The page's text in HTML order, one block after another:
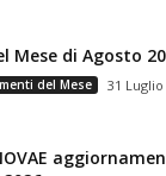
Mese di Agosto
del Mese 31 Luglio